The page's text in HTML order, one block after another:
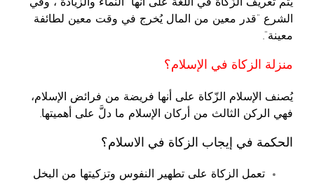
الشرع “قدر معين من المال يُخرج في وقت معين لطائفة
معينة”.
منزلة الزكاة في الإسلام؟
يُصنف الإسلام الزّكاة على أنها فريضة من فرائض الإسلام،
فهي الركن الثالث من أركان الإسلام ما دلَّ على أهميتها.
الحكمة في إيجاب الزكاة في الاسلام؟
تعمل الزكاة على تطهير النفوس وتزكيتها من البخل